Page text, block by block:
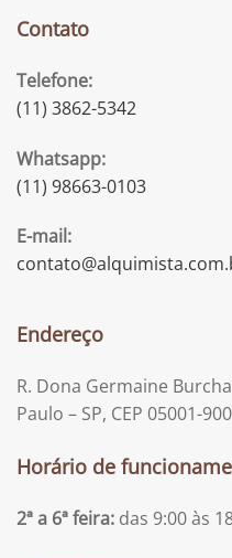
Contato
Telefone:
(11) 3862-5342
Whatsapp:
(11) 98663-0103
E-mail:
Endereço
R. Dona Germaine
Paulo – SP, CEP 05001-900
Horário de
2ª a 6ª feira: das 9:00 às